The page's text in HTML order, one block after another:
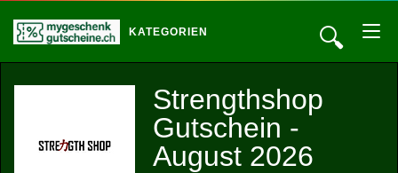
🔍
KATEGORIEN
Strengthshop
Gutschein -
August 2026